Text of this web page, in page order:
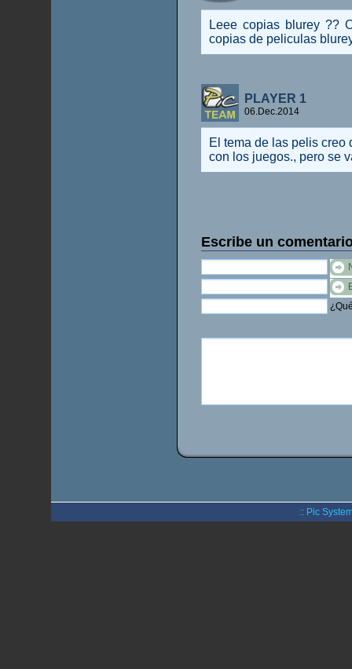
Leee copias blurey ??
copias de peliculas
PLAYER 1
06.Dec.2014
El tema de las pelis creo
con los juegos., pero se
Escribe un
:: Pic